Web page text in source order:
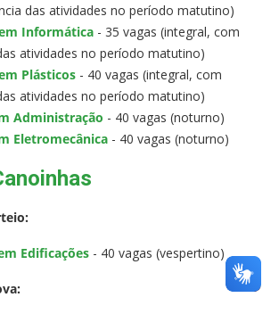
das atividades no período matutino)
Informática - 35 vagas (integral, com
atividades no período matutino)
Plásticos - 40 vagas (integral, com
atividades no período matutino)
Administração - 40 vagas (noturno)
Eletromecânica - 40 vagas (noturno)
Edificações - 40 vagas (vespertino)